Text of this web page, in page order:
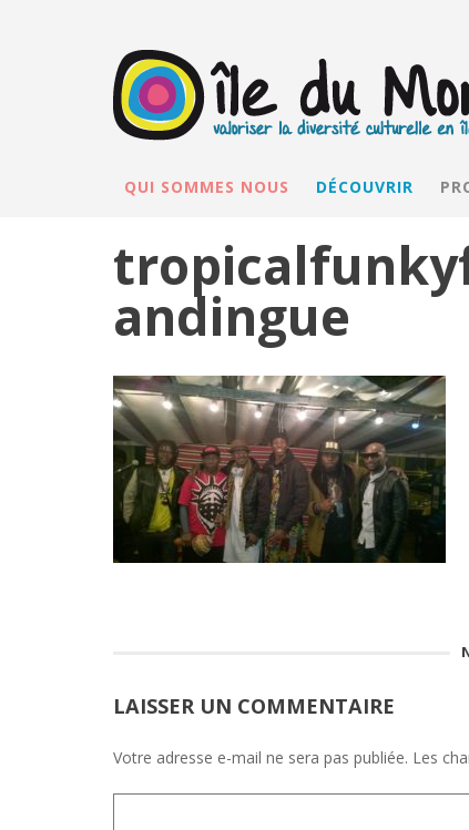
QUI SOMMES NOUS DÉCOUVRIR
andingue
LAISSER UN COMMENTAIRE
Votre adresse e-mail ne sera pas publiée. Les